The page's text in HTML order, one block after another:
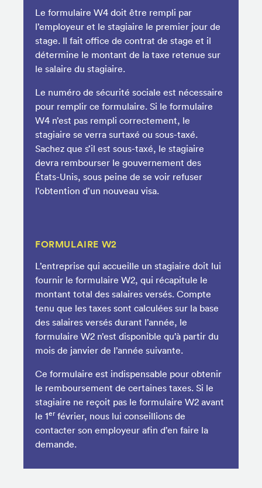
Le formulaire W4 doit être rempli par
l’employeur et le stagiaire le premier jour de
stage. Il fait office de contrat de stage et il
détermine le montant de la taxe retenue sur
le salaire du stagiaire.
Le numéro de sécurité sociale est nécessaire
pour remplir ce formulaire. Si le formulaire
W4 n’est pas rempli correctement, le
stagiaire se verra surtaxé ou sous-taxé.
Sachez que s’il est sous-taxé, le stagiaire
devra rembourser le gouvernement des
États-Unis, sous peine de se voir refuser
l’obtention d’un nouveau visa.
FORMULAIRE W2
L’entreprise qui accueille un stagiaire doit lui
fournir le formulaire W2, qui récapitule le
montant total des salaires versés. Compte
tenu que les taxes sont calculées sur la base
des salaires versés durant l’année, le
formulaire W2 n’est disponible qu’à partir du
mois de janvier de l’année suivante.
Ce formulaire est indispensable pour obtenir
le remboursement de certaines taxes. Si le
stagiaire ne reçoit pas le formulaire W2 avant
le 1erfévrier, nous lui conseillions de
contacter son employeur afin d’en faire la
demande.